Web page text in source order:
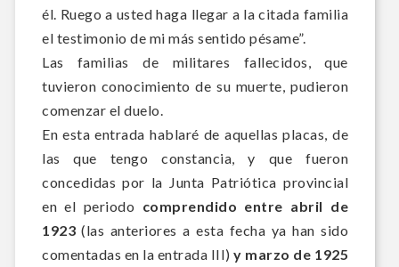
él. Ruego a usted haga llegar a la citada familia
el testimonio de mi más sentido pésame”.
Las familias de militares fallecidos, que
tuvieron conocimiento de su muerte, pudieron
comenzar el duelo.
En esta entrada hablaré de aquellas placas, de
las que tengo constancia, y que fueron
concedidas por la Junta Patriótica provincial
en el periodo comprendido entre abril de
1923 (las anteriores a esta fecha ya han sido
comentadas en la entrada III)y marzo de 1925